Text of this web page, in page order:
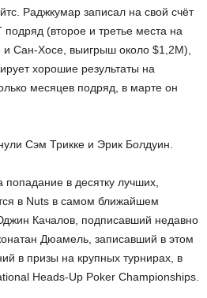
Раджкумар записал на свой счёт
(второе и третье места на
и Сан-Хосе, выигрыш около $1,2М),
хорошие результаты на
месяцев подряд, в марте он
Сэм Трикке и Эрик Болдуин.
в десятку лучших,
в Nuts в самом ближайшем
Качалов, подписавший недавно
Дюамель, записавший в этом
в призы на крупных турнирах, в
Heads-Up Poker Championships.